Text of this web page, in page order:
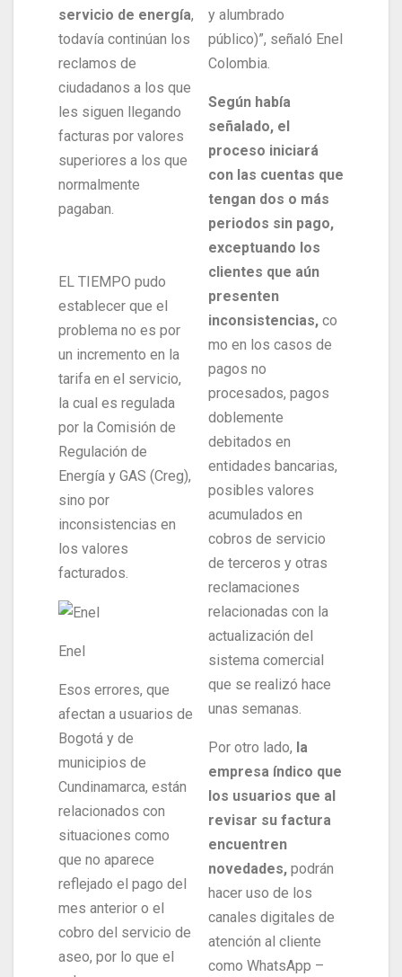
servicio de energía,
todavía continúan los
reclamos de
ciudadanos a los que
les siguen llegando
facturas por valores
superiores a los que
normalmente
pagaban.
EL TIEMPO pudo
establecer que el
problema no es por
un incremento en la
tarifa en el servicio,
la cual es regulada
por la Comisión de
Regulación de
Energía y GAS (Creg),
sino por
inconsistencias en
los valores
facturados.
Enel
Esos errores, que
afectan a usuarios de
Bogotá y de
municipios de
Cundinamarca, están
relacionados con
situaciones como
que no aparece
reflejado el pago del
mes anterior o el
cobro del servicio de
aseo, por lo que el
y alumbrado
público)”, señaló Enel
Colombia.
Según había
señalado, el
proceso iniciará
con las cuentas que
tengan dos o más
periodos sin pago,
exceptuando los
clientes que aún
presenten
inconsistencias, co
mo en los casos de
pagos no
procesados, pagos
doblemente
debitados en
entidades bancarias,
posibles valores
acumulados en
cobros de servicio
de terceros y otras
reclamaciones
relacionadas con la
actualización del
sistema comercial
que se realizó hace
unas semanas.
Por otro lado, la
empresa índico que
los usuarios que al
revisar su factura
encuentren
novedades, podrán
hacer uso de los
canales digitales de
atención al cliente
como WhatsApp –